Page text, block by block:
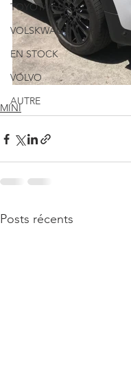
TOYOTA
VOLSKWAGEN
EN STOCK
VOLVO
AUTRE
MINI
Posts récents